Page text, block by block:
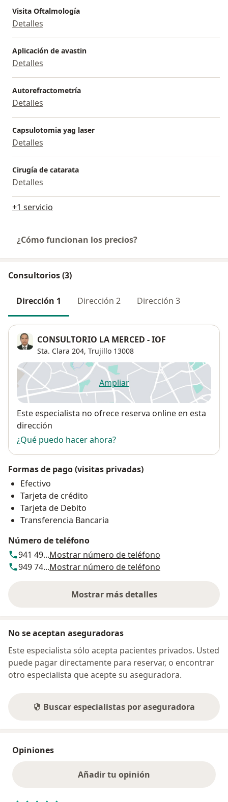
Visita Oftalmología
Detalles
Aplicación de avastin
Detalles
Autorefractometría
Detalles
Capsulotomia yag laser
Detalles
Cirugía de catarata
Detalles
+1 servicio
¿Cómo funcionan los precios?
Consultorios (3)
Dirección 1 Dirección 2 Dirección 3
CONSULTORIO LA MERCED - IOF
Sta. Clara 204, Trujillo 13008
Ampliarse abre en una nueva
Disponibilidad
Este especialista no ofrece reserva online en esta
dirección
¿Qué puedo hacer ahora?
Formas de pago (visitas privadas)
Efectivo
Tarjeta de crédito
Tarjeta de Debito
Transferencia Bancaria
Número de teléfono
941 49...Mostrar número de teléfono
949 74...Mostrar número de teléfono
Mostrar más detalles
sobre la dirección
No se aceptan aseguradoras
Este especialista sólo acepta pacientes privados. Usted
puede pagar directamente para reservar, o encontrar
otro especialista que acepte su aseguradora.
Buscar especialistas por aseguradora
Opiniones
Añadir tu opinión